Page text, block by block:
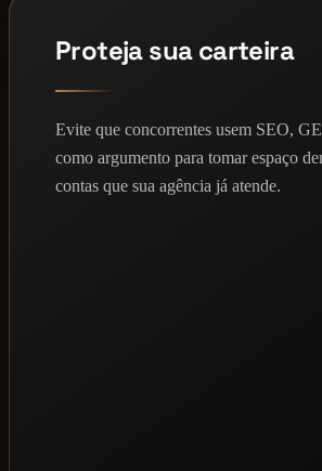
Proteja sua carteira
Evite que concorrentes usem SEO,
como argumento para tomar espaço
contas que sua agência já atende.